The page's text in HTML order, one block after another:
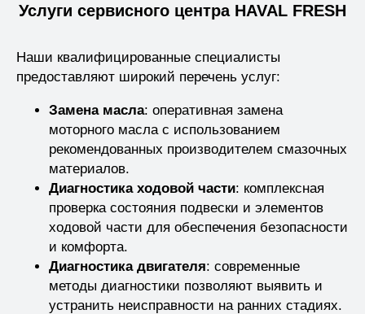
Услуги сервисного центра HAVAL FRESH
Наши квалифицированные специалисты
предоставляют широкий перечень услуг:
Замена масла: оперативная замена
моторного масла с использованием
рекомендованных производителем смазочных
материалов.
Диагностика ходовой части: комплексная
проверка состояния подвески и элементов
ходовой части для обеспечения безопасности
и комфорта.
Диагностика двигателя: современные
методы диагностики позволяют выявить и
устранить неисправности на ранних стадиях.